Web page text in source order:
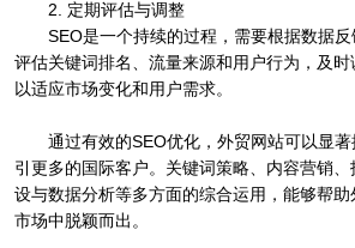
2. 定期评估与调整
SEO是一个持续的过程，需要根据数据
评估关键词排名、流量来源和用户行为，及时
以适应市场变化和用户需求。
通过有效的SEO优化，外贸网站可以显
引更多的国际客户。关键词策略、内容营销
设与数据分析等多方面的综合运用，能够帮
市场中脱颖而出。